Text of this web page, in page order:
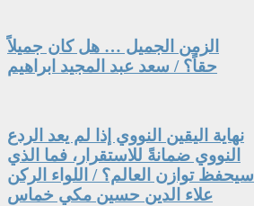
الزمن الجميل … هل كان جميلاً
حقاً؟ / سعد عبد المجيد ابراهيم
نهاية اليقين النووي إذا لم يعد الردع
النووي ضمانةً للاستقرار، فما الذي
سيحفظ توازن العالم؟ / اللواء الركن
علاء الدين حسين مكي خماس